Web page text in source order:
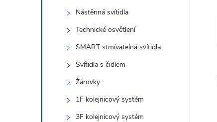
Nástěnná svítidla
Technické osvětlení
SMART stmívatelná svítidla
Svítidla s čidlem
Žárovky
1F kolejnicový systém
3F kolejnicový systém